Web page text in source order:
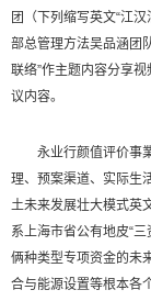
团（下列缩写英文“江
部总管理方法吴品涵团
联络”作主题内容分享
议内容。
永业行颜值评价事
理、预案渠道、实际生
土未来发展壮大模式英
系上海市省公有地皮“
俩种类型专项资金的未
合与能源设置等根本各